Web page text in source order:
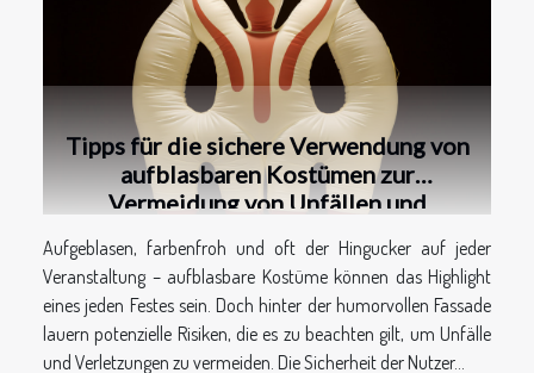
Tipps für die sichere Verwendung von
aufblasbaren Kostümen zur
Vermeidung von Unfällen und
Aufgeblasen, farbenfroh und oft der Hingucker auf jeder
Veranstaltung – aufblasbare Kostüme können das Highlight
eines jeden Festes sein. Doch hinter der humorvollen Fassade
lauern potenzielle Risiken, die es zu beachten gilt, um Unfälle
und Verletzungen zu vermeiden. Die Sicherheit der Nutzer...